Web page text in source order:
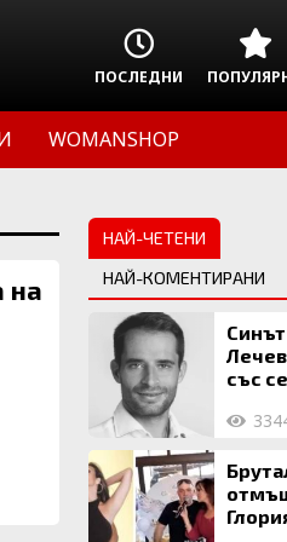
ПОСЛЕДНИ
WOMANSHOP
на
НАЙ-ЧЕТЕНИ
НАЙ-КОМЕНТИРАНИ
със
млн.